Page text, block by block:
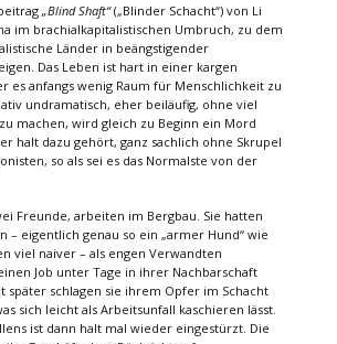
„Blind Shaft“(„Blinder Schacht“) von Li
im brachialkapitalistischen Umbruch, zu dem
Länder in beängstigender
Das Leben ist hart in einer kargen
es anfangs wenig Raum für Menschlichkeit zu
undramatisch, eher beiläufig, ohne viel
machen, wird gleich zu Beginn ein Mord
halt dazu gehört, ganz sachlich ohne Skrupel
so als sei es das Normalste von der
Freunde, arbeiten im Bergbau. Sie hatten
– eigentlich genau so ein „armer Hund“ wie
viel naiver – als engen Verwandten
Job unter Tage in ihrer Nachbarschaft
später schlagen sie ihrem Opfer im Schacht
sich leicht als Arbeitsunfall kaschieren lässt.
ist dann halt mal wieder eingestürzt. Die